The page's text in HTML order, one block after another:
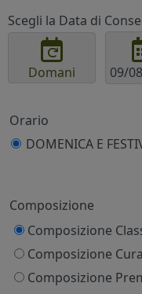
Scegli la Data di
Domani
Orario
DOMENICA E
Prezzo
Composizione
Composizione
Composizione
Composizione